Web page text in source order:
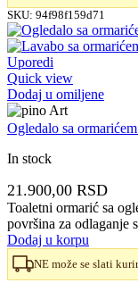
SKU: 94f98f159d71
Uporedi
Quick view
Dodaj u omiljene
Ogledalo sa
In stock
21.900,00 RSD
Toaletni ormarić sa
površina za odlaganje
Dodaj u korpu
NE može se slati